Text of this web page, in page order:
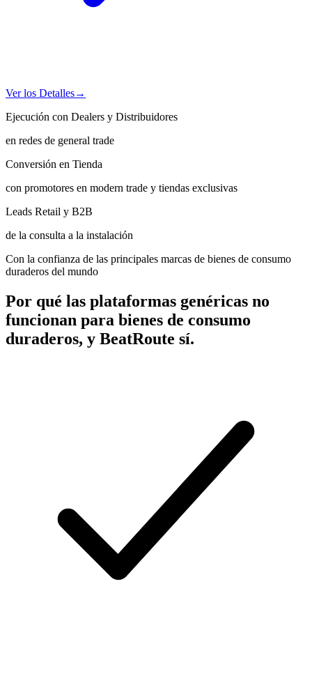
Ver los Detalles→
Ejecución con Dealers y Distribuidores
en redes de general trade
Conversión en Tienda
con promotores en modern trade y tiendas exclusivas
Leads Retail y B2B
de la consulta a la instalación
Con la confianza de las principales marcas de bienes de consumo
duraderos del mundo
Por qué las plataformas genéricas no
funcionan para bienes de consumo
duraderos, y BeatRoute sí.